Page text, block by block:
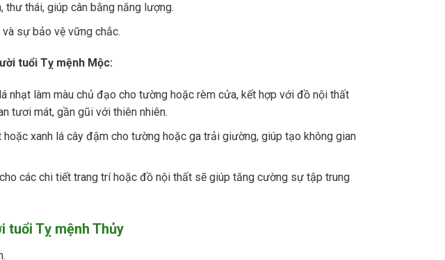
thư thái, giúp cân bằng năng lượng.
sự bảo vệ vững chắc.
tuổi Tỵ mệnh Mộc:
nhạt làm màu chủ đạo cho tường hoặc rèm cửa, kết hợp với đồ nội thất
tươi mát, gần gũi với thiên nhiên.
hoặc xanh lá cây đậm cho tường hoặc ga trải giường, giúp tạo không gian
các chi tiết trang trí hoặc đồ nội thất sẽ giúp tăng cường sự tập trung
tuổi Tỵ mệnh Thủy